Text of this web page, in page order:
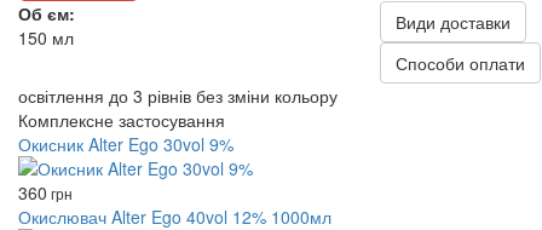
Об єм:
150 мл
Види доставки
Способи оплати
освітлення до 3 рівнів без зміни кольору
Комплексне застосування
Окисник Alter Ego 30vol 9%
360 грн
Окислювач Alter Ego 40vol 12% 1000мл